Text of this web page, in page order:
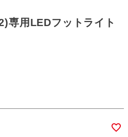
専用LEDフットライト